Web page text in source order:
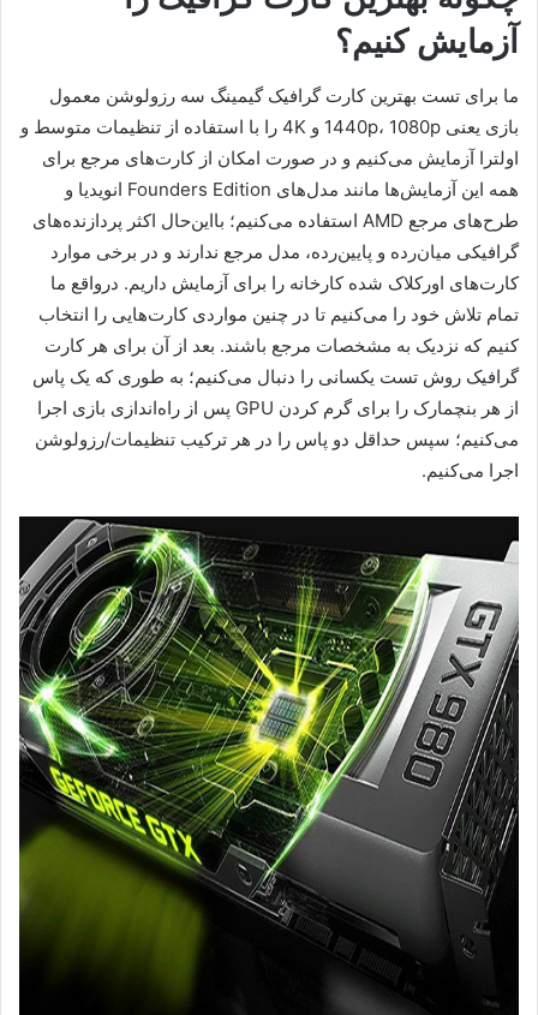
آزمایش کنیم؟
ما برای تست بهترین کارت گرافیک گیمینگ سه رزولوشن معمول
بازی یعنی 1440p، 1080p و 4K را با استفاده از تنظیمات متوسط و
اولترا آزمایش می‌کنیم و در صورت امکان از کارت‌های مرجع برای
همه این آزمایش‌ها مانند مدل‌های Founders Edition انویدیا و
طرح‌های مرجع AMD استفاده می‌کنیم؛ با‌این‌حال اکثر پردازنده‌های
گرافیکی میان‌رده و پایین‌رده، مدل مرجع ندارند و در برخی موارد
کارت‌های اورکلاک شده کارخانه را برای آزمایش داریم. در‌واقع ما
تمام تلاش خود را می‌کنیم تا در چنین مواردی کارت‌هایی را انتخاب
کنیم که نزدیک به مشخصات مرجع باشند. بعد از آن برای هر کارت
گرافیک روش تست یکسانی را دنبال می‌کنیم؛ به طوری که یک پاس
از هر بنچمارک را برای گرم کردن GPU پس از راه‌اندازی بازی اجرا
می‌کنیم؛ سپس حد‌اقل دو پاس را در هر ترکیب تنظیمات/رزولوشن
اجرا می‌کنیم.